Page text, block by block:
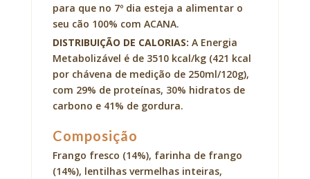
para que no 7º dia esteja a alimentar o
seu cão 100% com ACANA.
DISTRIBUIÇÃO DE CALORIAS: A Energia
Metabolizável é de 3510 kcal/kg (421 kcal
por chávena de medição de 250ml/120g),
com 29% de proteínas, 30% hidratos de
carbono e 41% de gordura.
Composição
Frango fresco (14%), farinha de frango
(14%), lentilhas vermelhas inteiras,